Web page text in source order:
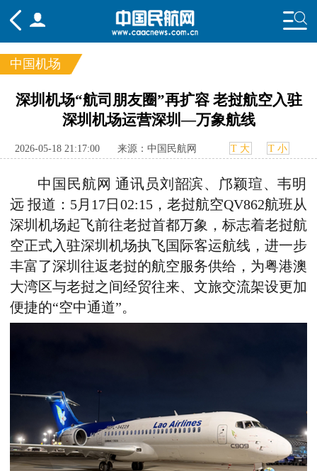
频道
要闻 国内 国际
航图 智库 专题 舆情
中国机场
深圳机场“航司朋友圈”再扩容 老挝航空入驻
深圳机场运营深圳—万象航线
2026-05-18 21:17:00 来源：中国民航网 T 大 T 小
中国民航网 通讯员刘韶滨、邝颖瑄、韦明
远 报道：5月17日02:15，老挝航空QV862航班从
深圳机场起飞前往老挝首都万象，标志着老挝航
空正式入驻深圳机场执飞国际客运航线，进一步
丰富了深圳往返老挝的航空服务供给，为粤港澳
大湾区与老挝之间经贸往来、文旅交流架设更加
便捷的“空中通道”。